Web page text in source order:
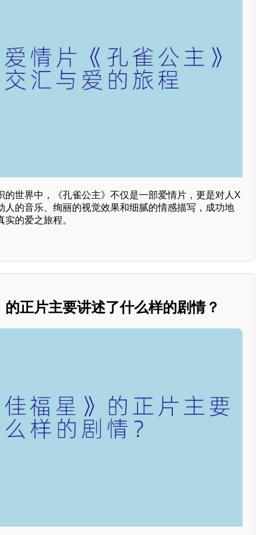
的世界中，《孔雀公主》不仅是一部爱情片，更是对人X
人的音乐、绚丽的视觉效果和细腻的情感描写，成功地
的爱之旅程。
正片主要讲述了什么样的剧情？